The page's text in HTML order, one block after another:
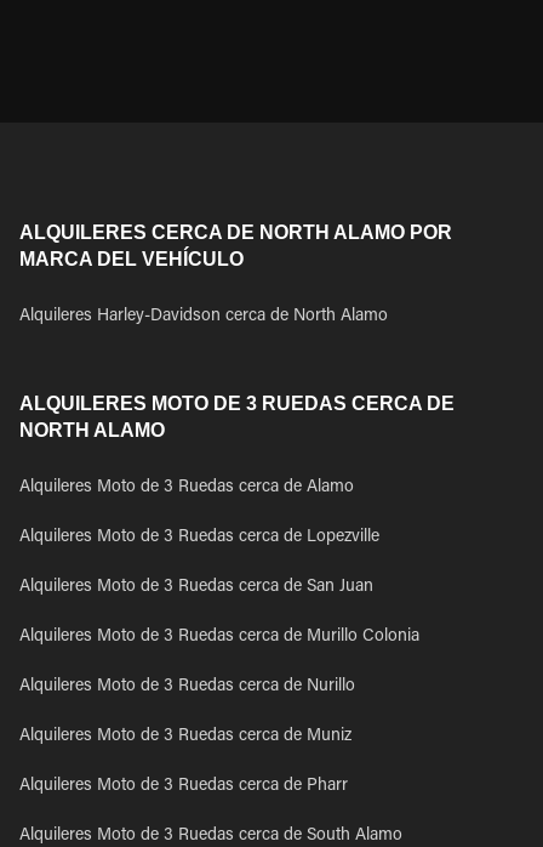
ALQUILERES CERCA DE NORTH ALAMO POR
MARCA DEL VEHÍCULO
Alquileres Harley-Davidson cerca de North Alamo
ALQUILERES MOTO DE 3 RUEDAS CERCA DE
NORTH ALAMO
Alquileres Moto de 3 Ruedas cerca de Alamo
Alquileres Moto de 3 Ruedas cerca de Lopezville
Alquileres Moto de 3 Ruedas cerca de San Juan
Alquileres Moto de 3 Ruedas cerca de Murillo Colonia
Alquileres Moto de 3 Ruedas cerca de Nurillo
Alquileres Moto de 3 Ruedas cerca de Muniz
Alquileres Moto de 3 Ruedas cerca de Pharr
Alquileres Moto de 3 Ruedas cerca de South Alamo